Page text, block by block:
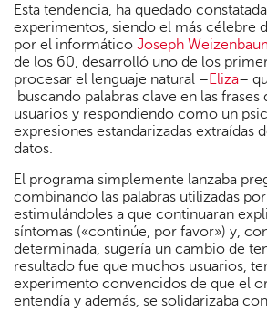
Esta tendencia, ha quedado
experimentos, siendo el más célebre
por el informático Joseph
de los 60, desarrolló uno de los
procesar el lenguaje natural –Eliza–
buscando palabras clave en las
usuarios y respondiendo como un
expresiones estandarizadas extraídas
datos.
El programa simplemente lanzaba
combinando las palabras utilizadas
estimulándoles a que continuaran
síntomas («continúe, por favor») y,
determinada, sugería un cambio de
resultado fue que muchos usuarios,
experimento convencidos de que el
entendía y además, se solidarizaba